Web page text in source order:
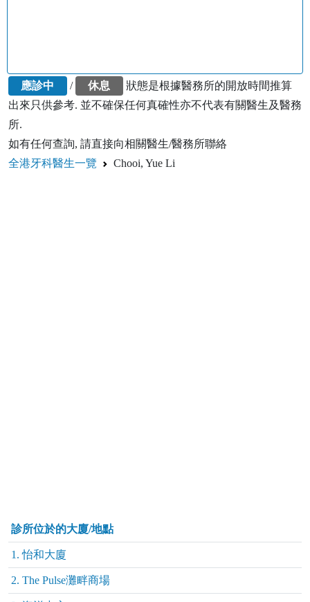
應診中 / 休息
狀態是根據醫務所的開放時間推算
出來只供參考. 並不確保任何真確性亦不代表有關醫生及醫務
所.
如有任何查詢, 請直接向相關醫生/醫務所聯絡
全港牙科醫生一覽
Chooi, Yue Li
診所位於的大廈/地點
1. 怡和大廈
2. The Pulse灘畔商場